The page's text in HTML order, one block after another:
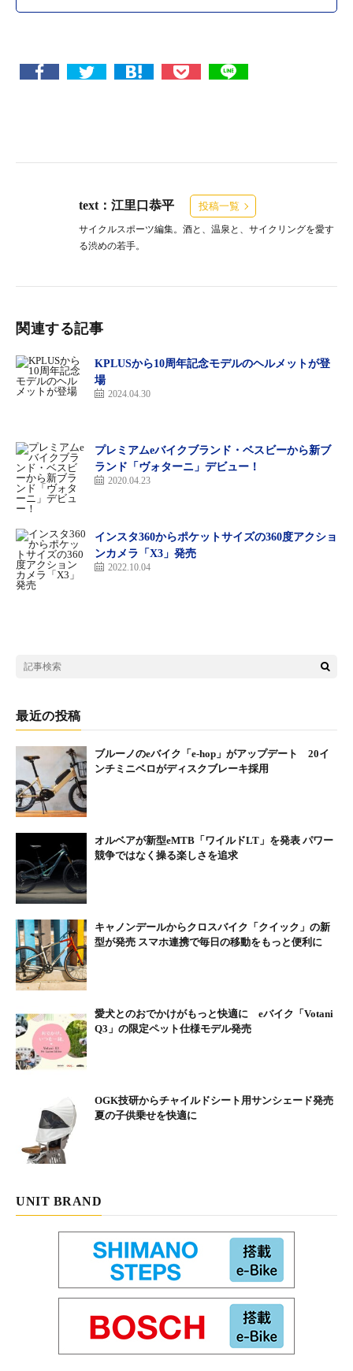
text：江里口恭平 投稿一覧
サイクルスポーツ編集。酒と、温泉と、サイクリングを愛す
る渋めの若手。
関連する記事
KPLUSから10周年記念モデルのヘルメットが登
場
2024.04.30
プレミアムeバイクブランド・ベスビーから新ブ
ランド「ヴォターニ」デビュー！
2020.04.23
インスタ360からポケットサイズの360度アクショ
ンカメラ「X3」発売
2022.10.04
最近の投稿
ブルーノのeバイク「e-hop」がアップデート 20イ
ンチミニベロがディスクブレーキ採用
オルベアが新型eMTB「ワイルドLT」を発表 パワー
競争ではなく操る楽しさを追求
キャノンデールからクロスバイク「クイック」の新
型が発売 スマホ連携で毎日の移動をもっと便利に
愛犬とのおでかけがもっと快適に eバイク「Votani
Q3」の限定ペット仕様モデル発売
OGK技研からチャイルドシート用サンシェード発売
夏の子供乗せを快適に
UNIT BRAND